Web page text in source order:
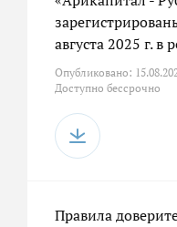
августа 2025 г. в
Опубликовано:
Доступно бессрочно
Правила